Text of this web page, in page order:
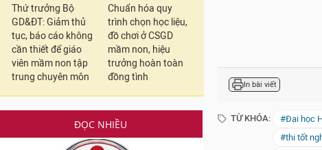
Thứ trưởng Bộ
GD&ĐT: Giảm thủ
tục, báo cáo không
cần thiết để giáo
viên mầm non tập
trung chuyên môn
Chuẩn hóa quy
trình chọn học liệu,
đồ chơi ở CSGD
mầm non, hiệu
trưởng hoàn toàn
đồng tình
ĐỌC NHIỀU
In bài viết
TỪ KHÓA:
#Đại học
#thi tốt